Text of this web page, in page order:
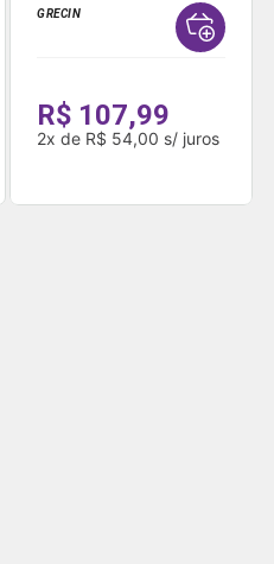
GRECIN
R$ 107,99
2x de R$ 54,00 s/ juros